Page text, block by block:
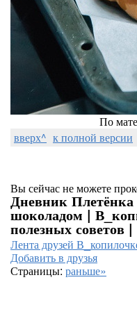
По
вверх^ к полной версии
Вы сейчас не можете
Дневник
шоколадом |
полезных советов |
Лента друзей
Добавить в друзья
Страницы: раньше»